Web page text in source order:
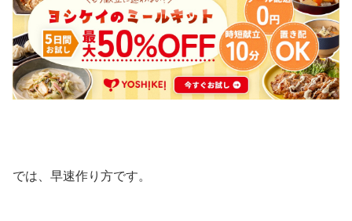
では、早速作り方です。